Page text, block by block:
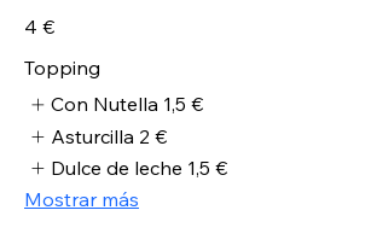
4 €
Topping
Con Nutella 1,5 €
Asturcilla 2 €
Dulce de leche 1,5 €
Mostrar más